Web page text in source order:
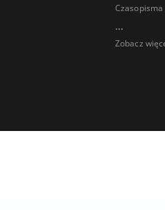
Czasopisma
...
Zobacz